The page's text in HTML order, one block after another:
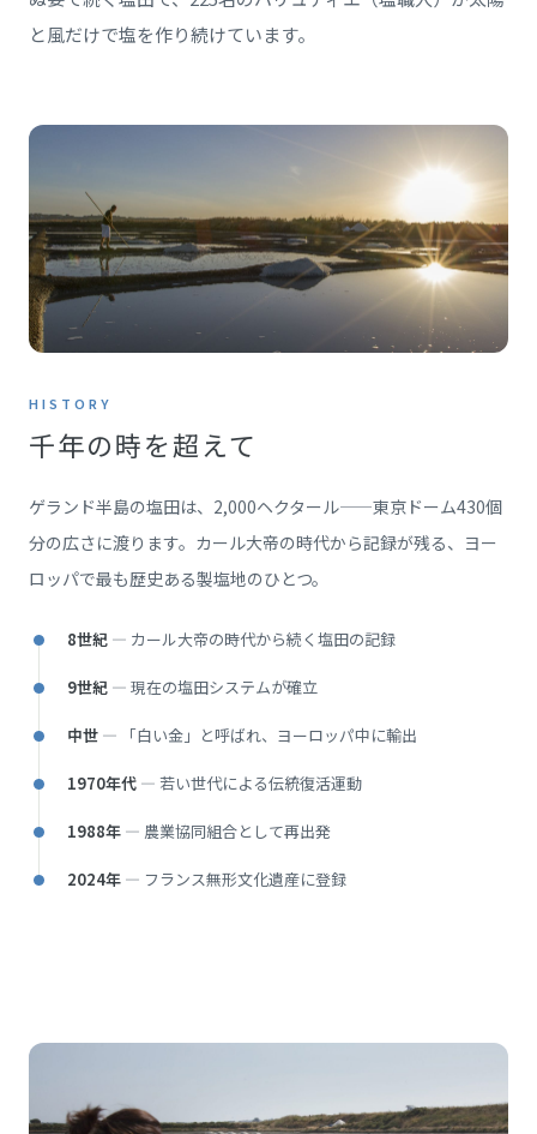
と風だけで塩を作り続けています。
HISTORY
千年の時を超えて
ゲランド半島の塩田は、2,000ヘクタール——東京ドーム430個
分の広さに渡ります。カール大帝の時代から記録が残る、ヨー
ロッパで最も歴史ある製塩地のひとつ。
8世紀 — カール大帝の時代から続く塩田の記録
9世紀 — 現在の塩田システムが確立
中世 — 「白い金」と呼ばれ、ヨーロッパ中に輸出
1970年代 — 若い世代による伝統復活運動
1988年 — 農業協同組合として再出発
2024年 — フランス無形文化遺産に登録